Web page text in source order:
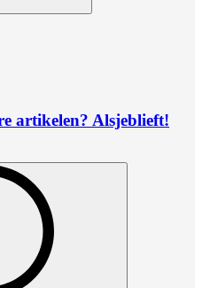
artikelen? Alsjeblieft!